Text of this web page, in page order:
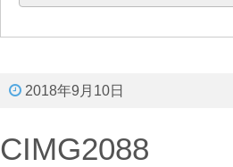
2018年9月10日
CIMG2088